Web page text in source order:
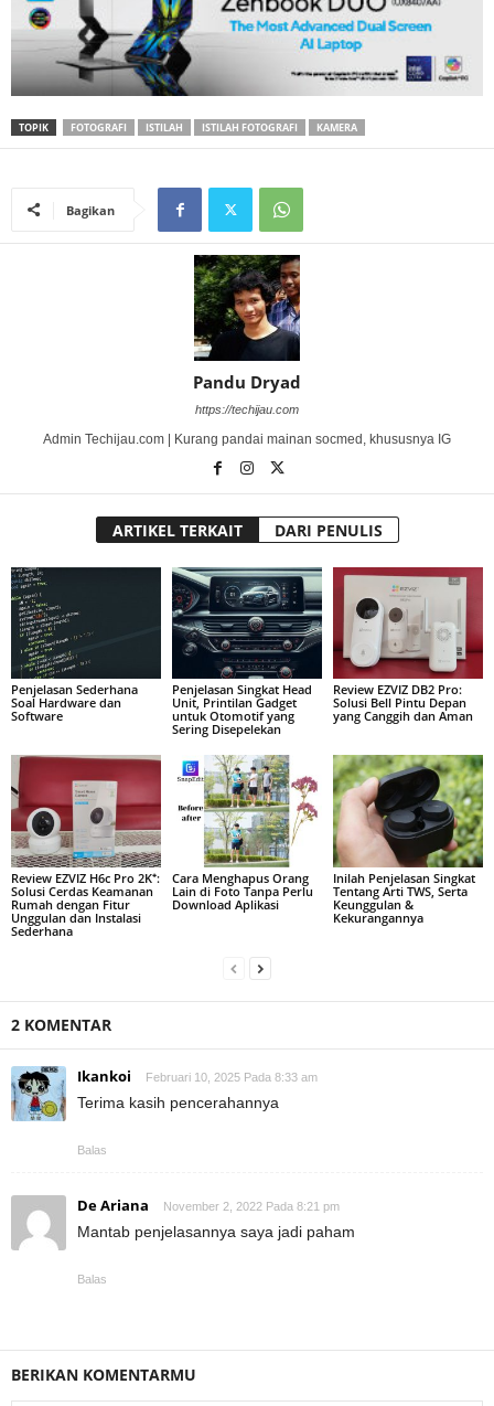
TOPIK FOTOGRAFI ISTILAH ISTILAH FOTOGRAFI KAMERA
Bagikan
Pandu Dryad
https://techijau.com
Admin Techijau.com | Kurang pandai mainan socmed, khususnya IG
ARTIKEL TERKAIT DARI PENULIS
Penjelasan Sederhana
Soal Hardware dan
Software
Penjelasan Singkat Head
Unit, Printilan Gadget
untuk Otomotif yang
Sering Disepelekan
Review EZVIZ DB2 Pro:
Solusi Bell Pintu Depan
yang Canggih dan Aman
Review EZVIZ H6c Pro 2K⁺:
Solusi Cerdas Keamanan
Rumah dengan Fitur
Unggulan dan Instalasi
Sederhana
Cara Menghapus Orang
Lain di Foto Tanpa Perlu
Download Aplikasi
Inilah Penjelasan Singkat
Tentang Arti TWS, Serta
Keunggulan &
Kekurangannya
2 KOMENTAR
Ikankoi Februari 10, 2025 Pada 8:33 am
Terima kasih pencerahannya
Balas
De Ariana November 2, 2022 Pada 8:21 pm
Mantab penjelasannya saya jadi paham
Balas
BERIKAN KOMENTARMU